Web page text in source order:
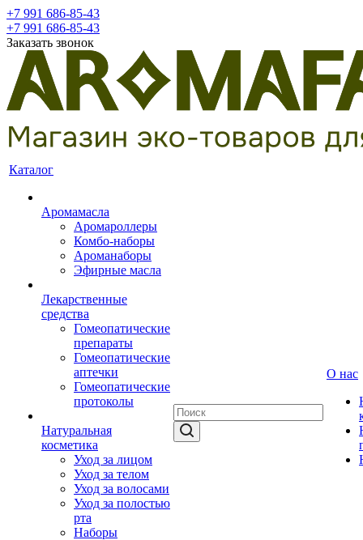
+7 991 686-85-43
+7 991 686-85-43
Заказать звонок
Каталог
Аромамасла
Аромароллеры
Комбо-наборы
Ароманаборы
Эфирные масла
Лекарственные
средства
Гомеопатические
препараты
Гомеопатические
аптечки
Гомеопатические
протоколы
Натуральная
косметика
Уход за лицом
Уход за телом
Уход за волосами
Уход за полостью
рта
Наборы
О нас